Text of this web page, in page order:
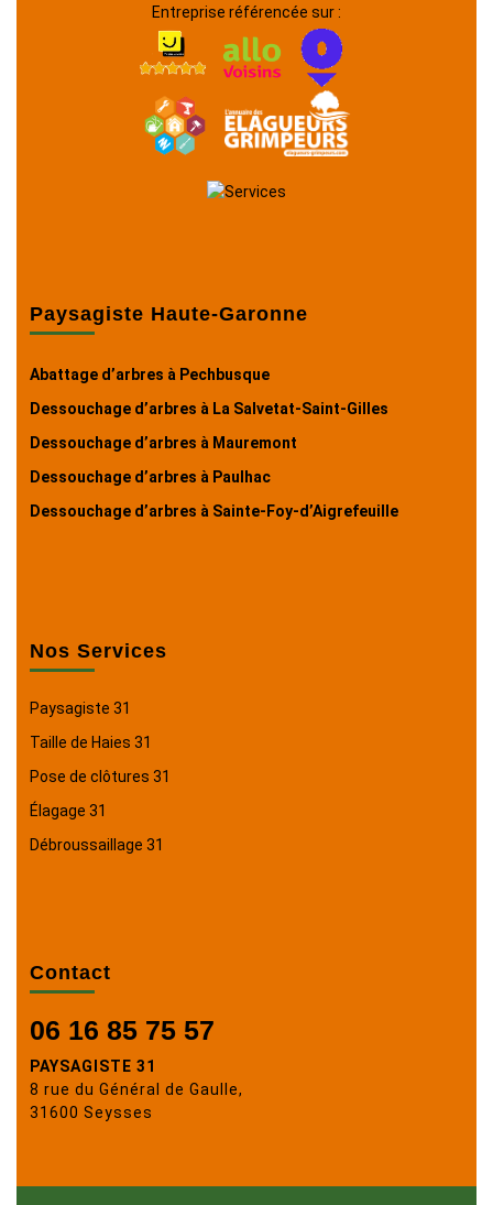
Entreprise référencée sur :
Paysagiste Haute-Garonne
Abattage d’arbres à Pechbusque
Dessouchage d’arbres à La Salvetat-Saint-Gilles
Dessouchage d’arbres à Mauremont
Dessouchage d’arbres à Paulhac
Dessouchage d’arbres à Sainte-Foy-d’Aigrefeuille
Nos Services
Paysagiste 31
Taille de Haies 31
Pose de clôtures 31
Élagage 31
Débroussaillage 31
Contact
06 16 85 75 57
PAYSAGISTE 31
8 rue du Général de Gaulle,
31600 Seysses